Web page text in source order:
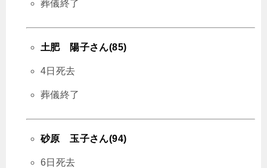
葬儀終了
土肥 陽子さん(85)
4日死去
葬儀終了
砂原 玉子さん(94)
6日死去